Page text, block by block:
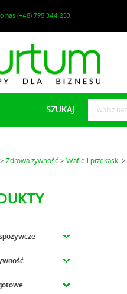
nas (+48) 795 344 233
SZUKAJ:
Zdrowa żywność Wafle i przekąski